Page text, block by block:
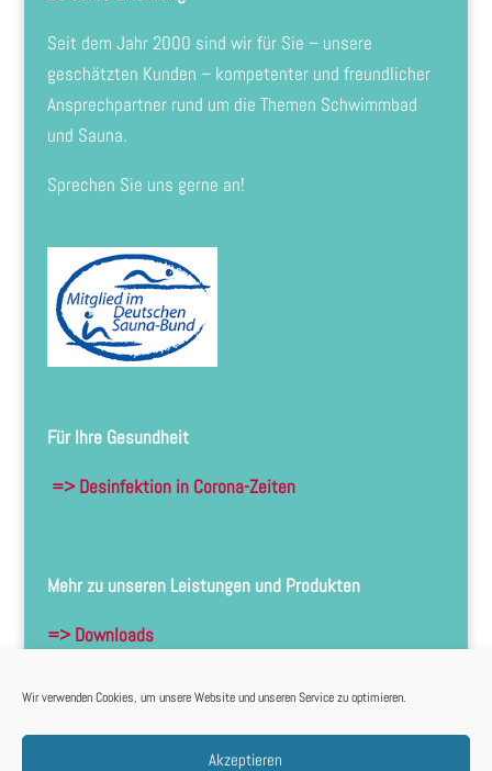
Wir verwenden Cookies, um unsere Website und unseren Service zu optimieren.
Akzeptieren
Seit dem Jahr 2000 sind wir für Sie – unsere
geschätzten Kunden – kompetenter und freundlicher
Ansprechpartner rund um die Themen Schwimmbad
und Sauna.
Sprechen Sie uns gerne an!
Für Ihre Gesundheit
=> Desinfektion in Corona-Zeiten
Mehr zu unseren Leistungen und Produkten
=> Downloads